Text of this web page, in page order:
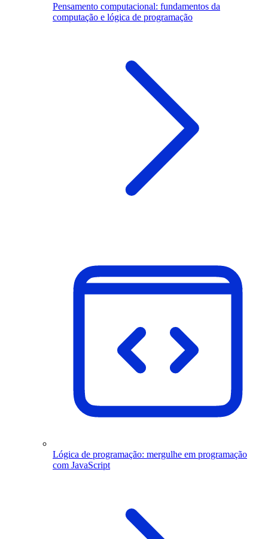
Pensamento computacional: fundamentos da
computação e lógica de programação
Lógica de programação: mergulhe em programação
com JavaScript